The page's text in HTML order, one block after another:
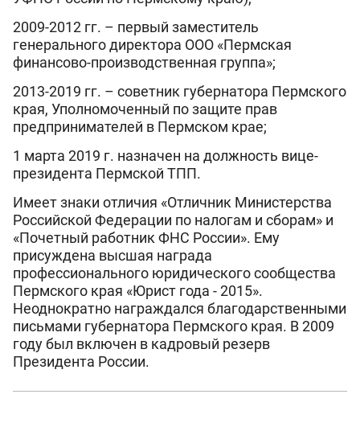
2009-2012 гг. – первый заместитель
генерального директора ООО «Пермская
финансово-производственная группа»;
2013-2019 гг. – советник губернатора Пермского
края, Уполномоченный по защите прав
предпринимателей в Пермском крае;
1 марта 2019 г. назначен на должность вице-
президента Пермской ТПП.
Имеет знаки отличия «Отличник Министерства
Российской Федерации по налогам и сборам» и
«Почетный работник ФНС России». Ему
присуждена высшая награда
профессионального юридического сообщества
Пермского края «Юрист года - 2015».
Неоднократно награждался благодарственными
письмами губернатора Пермского края. В 2009
году был включен в кадровый резерв
Президента России.